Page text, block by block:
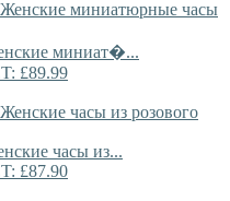
миниат�...
£89.99
часы из...
£87.90